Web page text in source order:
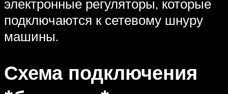
электронные регуляторы, которые
подключаются к сетевому шнуру
машины.
Схема подключения